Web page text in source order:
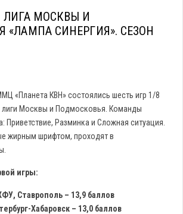
ЛИГА МОСКВЫ И
«ЛАМПА СИНЕРГИЯ». СЕЗОН
«Планета КВН» состоялись шесть игр 1/8
лиги Москвы и Подмосковья. Команды
Приветствие, Разминка и Сложная ситуация.
жирным шрифтом, проходят в
игры:
Ставрополь – 13,9 баллов
Хабаровск – 13,0 баллов